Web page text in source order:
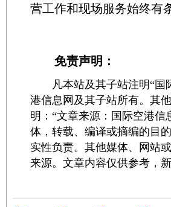
营工作和现场服务始终有
免责声明：
凡本站及其子站注明“国
港信息网及其子站所有。其
明：“文章来源：国际空港
体，转载、编译或摘编的目
实性负责。其他媒体、网站
来源。文章内容仅供参考，